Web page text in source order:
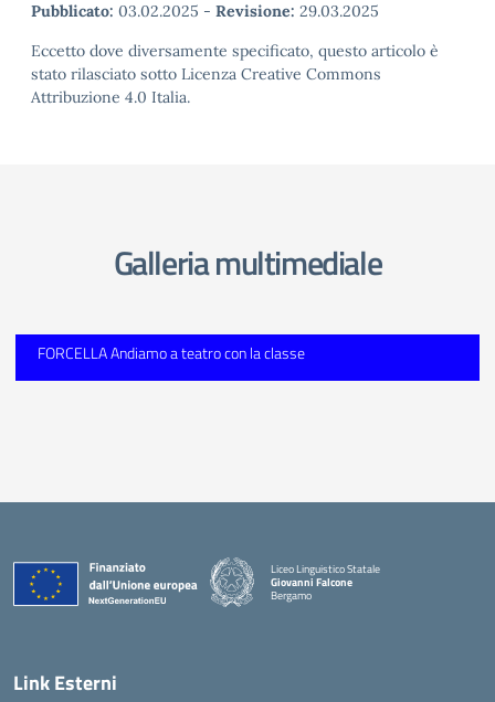
Pubblicato: 03.02.2025 - Revisione: 29.03.2025
Eccetto dove diversamente specificato, questo articolo è
stato rilasciato sotto Licenza Creative Commons
Attribuzione 4.0 Italia.
Galleria multimediale
FORCELLA Andiamo a teatro con la classe
Liceo Linguistico Statale
Giovanni Falcone
Bergamo
— Visita la pagina iniziale della scuola
Link Esterni